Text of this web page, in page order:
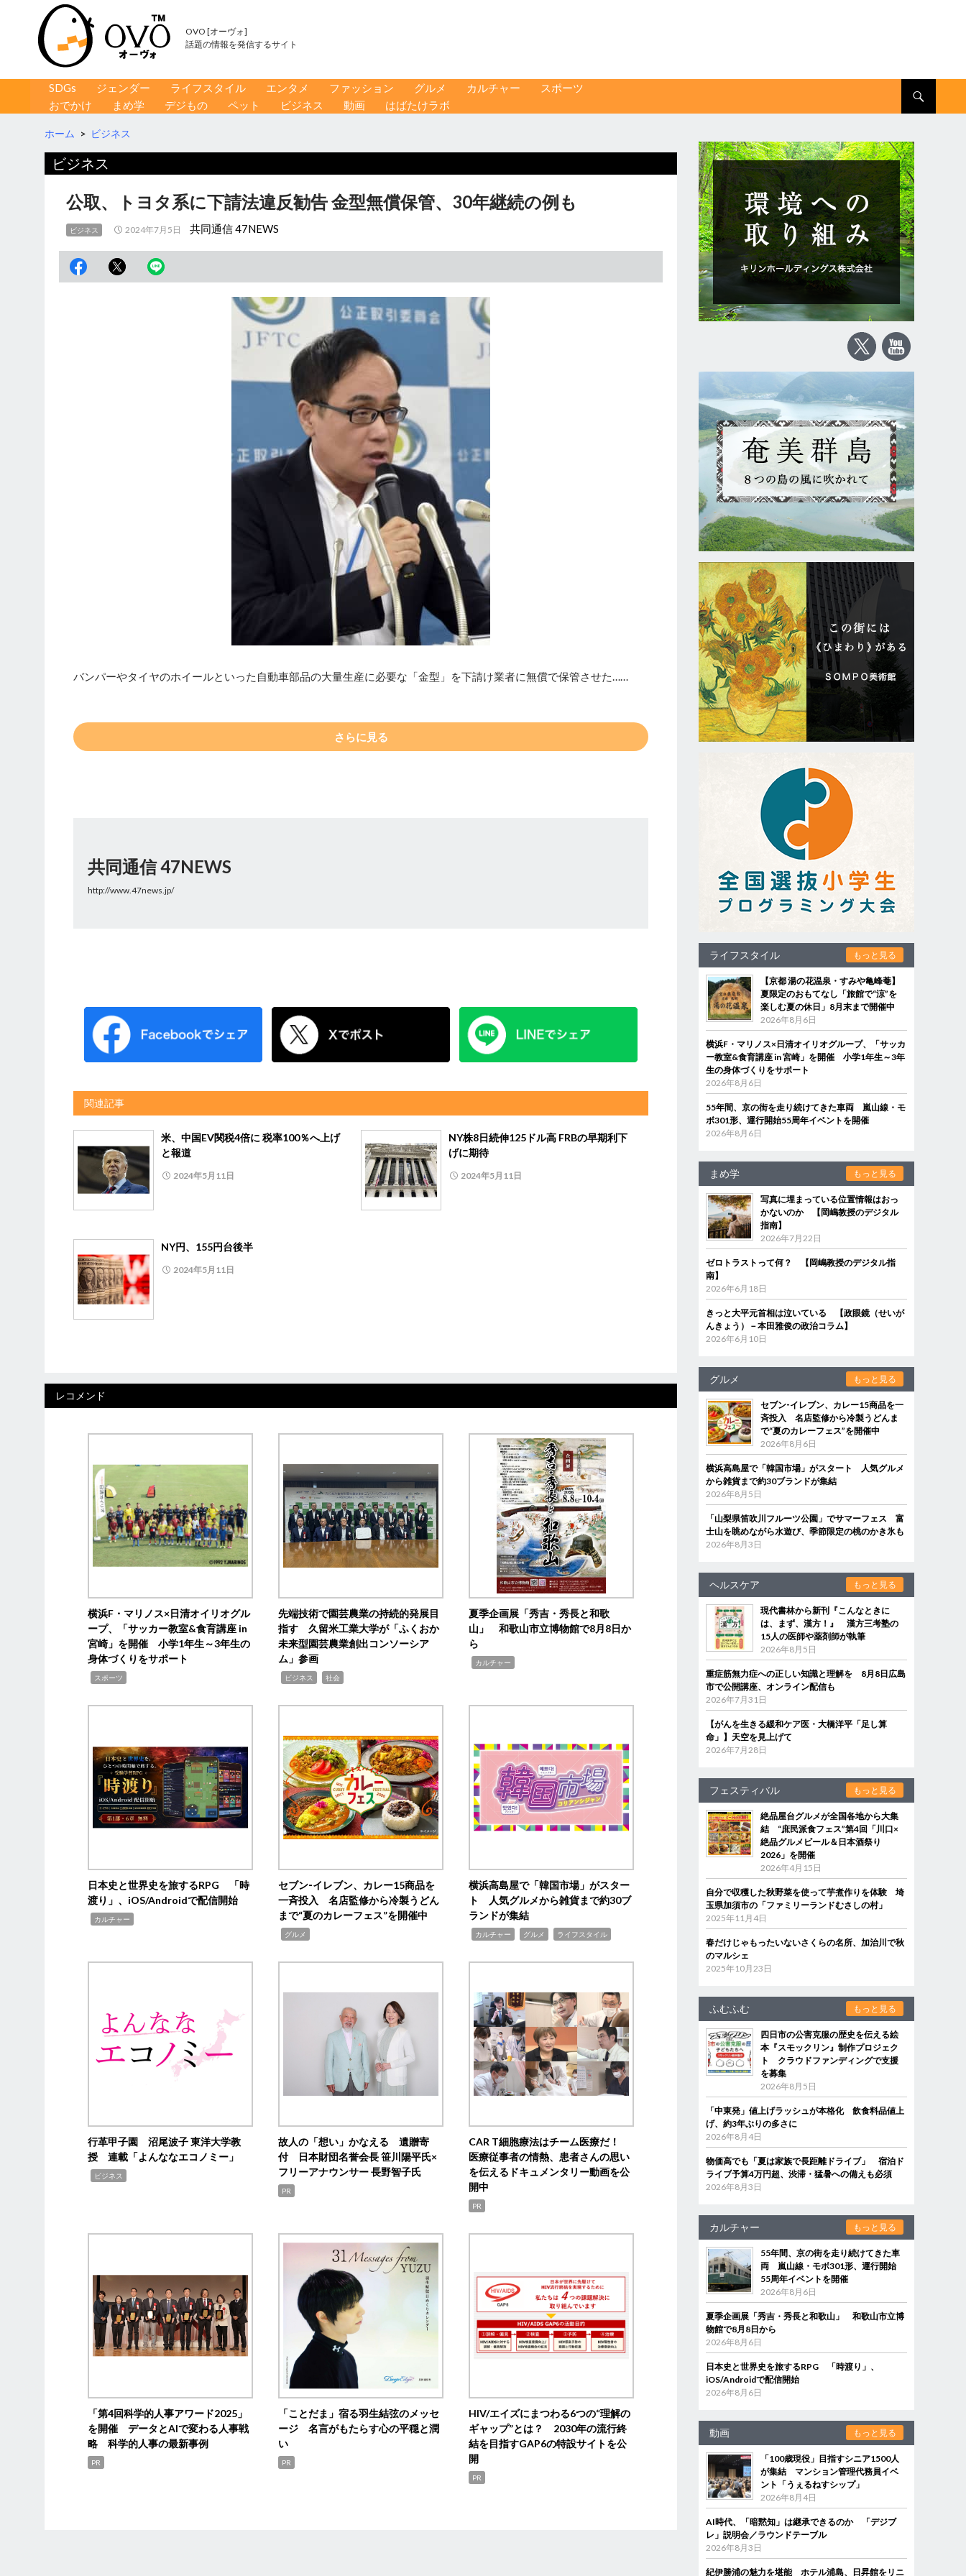
OVO [オーヴォ]
話題の情報を発信するサイト
コンテンツへ移動
SDGs ジェンダー ライフスタイル エンタメ ファッション グルメ カルチャー
スポーツ
おでかけ
まめ学 デジもの ペット ビジネス 動画 はばたけラボ
ホーム > ビジネス
ビジネス
公取、トヨタ系に下請法違反勧告 金型無償保管、30年継続の例も
ビジネス 2024年7月5日 共同通信 47NEWS
バンパーやタイヤのホイールといった自動車部品の大量生産に必要な「金型」を下請け業者に無償で保管させた……
さらに見る
共同通信 47NEWS
http://www.47news.jp/
関連記事
米、中国EV関税4倍に 税率100％へ上げ
と報道
2024年5月11日
NY株8日続伸125ドル高 FRBの早期利下
げに期待
2024年5月11日
NY円、155円台後半
2024年5月11日
レコメンド
横浜F・マリノス×日清オイリオグル
ープ、「サッカー教室&食育講座 in
宮崎」を開催 小学1年生～3年生の
身体づくりをサポート
スポーツ
先端技術で園芸農業の持続的発展目
指す 久留米工業大学が「ふくおか
未来型園芸農業創出コンソーシア
ム」参画
ビジネス 社会
夏季企画展「秀吉・秀長と和歌
山」 和歌山市立博物館で8月8日か
ら
カルチャー
日本史と世界史を旅するRPG 「時
渡り」、iOS/Androidで配信開始
カルチャー
セブン‐イレブン、カレー15商品を
一斉投入 名店監修から冷製うどん
まで“夏のカレーフェス”を開催中
グルメ
横浜高島屋で「韓国市場」がスター
ト 人気グルメから雑貨まで約30ブ
ランドが集結
カルチャー グルメ ライフスタイル
行革甲子園 沼尾波子 東洋大学教
授 連載「よんななエコノミー」
ビジネス
故人の「想い」かなえる 遺贈寄
付 日本財団名誉会長 笹川陽平氏×
フリーアナウンサー 長野智子氏
PR
CAR T細胞療法はチーム医療だ！
医療従事者の情熱、患者さんの思い
を伝えるドキュメンタリー動画を公
開中
PR
「第4回科学的人事アワード2025」
を開催 データとAIで変わる人事戦
略 科学的人事の最新事例
PR
「ことだま」宿る羽生結弦のメッセ
ージ 名言がもたらす心の平穏と潤
い
PR
HIV/エイズにまつわる6つの“理解の
ギャップ”とは？ 2030年の流行終
結を目指すGAP6の特設サイトを公
開
PR
ライフスタイル もっと見る
【京都 湯の花温泉・すみや亀峰菴】
夏限定のおもてなし「旅館で“涼”を
楽しむ夏の休日」8月末まで開催中
2026年8月6日
横浜F・マリノス×日清オイリオグループ、「サッカ
ー教室&食育講座 in 宮崎」を開催 小学1年生～3年
生の身体づくりをサポート
2026年8月6日
55年間、京の街を走り続けてきた車両 嵐山線・モ
ボ301形、運行開始55周年イベントを開催
2026年8月6日
まめ学 もっと見る
写真に埋まっている位置情報はおっ
かないのか 【岡嶋教授のデジタル
指南】
2026年7月22日
ゼロトラストって何？ 【岡嶋教授のデジタル指
南】
2026年6月18日
きっと大平元首相は泣いている 【政眼鏡（せいが
んきょう）－本田雅俊の政治コラム】
2026年6月10日
グルメ もっと見る
セブン‐イレブン、カレー15商品を一
斉投入 名店監修から冷製うどんま
で“夏のカレーフェス”を開催中
2026年8月6日
横浜高島屋で「韓国市場」がスタート 人気グルメ
から雑貨まで約30ブランドが集結
2026年8月5日
「山梨県笛吹川フルーツ公園」でサマーフェス 富
士山を眺めながら水遊び、季節限定の桃のかき氷も
2026年8月3日
ヘルスケア もっと見る
現代書林から新刊『こんなときに
は、まず、漢方！』 漢方三考塾の
15人の医師や薬剤師が執筆
2026年8月5日
重症筋無力症への正しい知識と理解を 8月8日広島
市で公開講座、オンライン配信も
2026年7月31日
【がんを生きる緩和ケア医・大橋洋平「足し算
命」】天空を見上げて
2026年7月28日
フェスティバル もっと見る
絶品屋台グルメが全国各地から大集
結 “庶民派食フェス”第4回「川口×
絶品グルメビール＆日本酒祭り
2026」を開催
2026年4月15日
自分で収穫した秋野菜を使って芋煮作りを体験 埼
玉県加須市の「ファミリーランドむさしの村」
2025年11月4日
春だけじゃもったいないさくらの名所、加治川で秋
のマルシェ
2025年10月23日
ふむふむ もっと見る
四日市の公害克服の歴史を伝える絵
本『スモックリン』制作プロジェク
ト クラウドファンディングで支援
を募集
2026年8月5日
「中東発」値上げラッシュが本格化 飲食料品値上
げ、約3年ぶりの多さに
2026年8月4日
物価高でも「夏は家族で長距離ドライブ」 宿泊ド
ライブ予算4万円超、渋滞・猛暑への備えも必須
2026年8月3日
カルチャー もっと見る
55年間、京の街を走り続けてきた車
両 嵐山線・モボ301形、運行開始
55周年イベントを開催
2026年8月6日
夏季企画展「秀吉・秀長と和歌山」 和歌山市立博
物館で8月8日から
2026年8月6日
日本史と世界史を旅するRPG 「時渡り」、
iOS/Androidで配信開始
2026年8月6日
動画 もっと見る
「100歳現役」目指すシニア1500人
が集結 マンション管理代務員イベ
ント「うぇるねすシップ」
2026年8月4日
AI時代、「暗黙知」は継承できるのか 「デジブ
レ」説明会／ラウンドテーブル
2026年8月3日
紀伊勝浦の魅力を堪能 ホテル浦島、日昇館をリニ